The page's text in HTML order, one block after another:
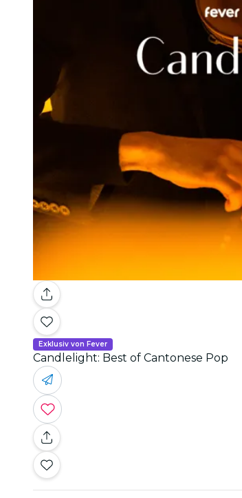
Exklusiv von Fever
Candlelight: Best of Cantonese Pop